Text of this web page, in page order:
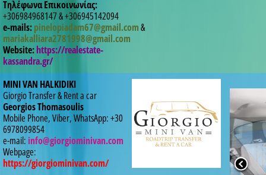
Τηλέφωνα Επικοινωνίας:
+306984968147 & +306945142094
e-mails:pinelopiadam67@gmail.com&
mariakalliara2781998@gmail.com
Website:https://realestate-
kassandra.gr/
MINI VAN HALKIDIKI
Giorgio Transfer & Rent a car
Georgios Thomasoulis
Mobile Phone, Viber, WhatsApp: +30
6978099854
e-mail: info@giorgiominivan.com
Webpage:
https://giorgiominivan.com/